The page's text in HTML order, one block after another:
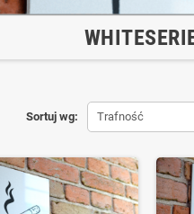
Sortuj wg: Trafność